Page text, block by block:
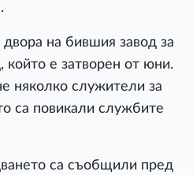
на бившия завод за
който е затворен от юни.
няколко служители за
са повикали службите
са съобщили пред